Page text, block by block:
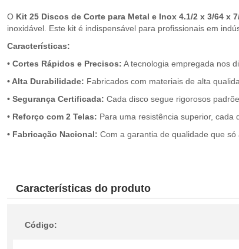
O Kit 25 Discos de Corte para Metal e Inox 4.1/2 x 3/64 x
inoxidável. Este kit é indispensável para profissionais em
Características:
• Cortes Rápidos e Precisos: A tecnologia empregada nos
• Alta Durabilidade: Fabricados com materiais de alta
• Segurança Certificada: Cada disco segue rigorosos
• Reforço com 2 Telas: Para uma resistência superior,
• Fabricação Nacional: Com a garantia de qualidade que
Características do produto
Código: